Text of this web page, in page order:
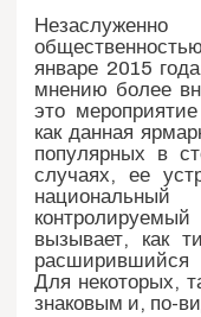
Незаслуженно
январе 2015
мнению более
это
как данная
популярных в
случаях, ее
вызывает, как
расширившийся
Для некоторых,
знаковым и, по-